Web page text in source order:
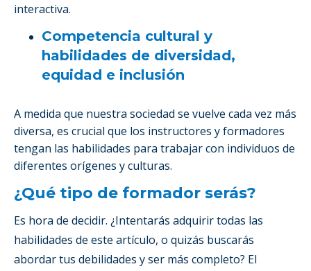
interactiva.
Competencia cultural y
habilidades de diversidad,
equidad e inclusión
A medida que nuestra sociedad se vuelve cada vez más
diversa, es crucial que los instructores y formadores
tengan las habilidades para trabajar con individuos de
diferentes orígenes y culturas.
¿Qué tipo de formador serás?
Es hora de decidir. ¿Intentarás adquirir todas las
habilidades de este artículo, o quizás buscarás
abordar tus debilidades y ser más completo? El